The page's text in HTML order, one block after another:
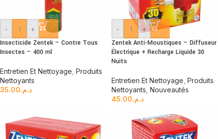
- +
Insecticide Zentek – Contre Tous
Insectes – 400 ml
Entretien Et Nettoyage Produits
Nettoyants
د.م.35.00
- +
Zentek Anti-Moustiques – Diffuseur
Électrique + Recharge Liquide 30
Nuits
Entretien Et Nettoyage Produits
Nettoyants Nouveautés
د.م.45.00